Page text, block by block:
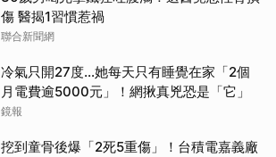
傷 醫揭1習慣惹禍
聯合新聞網
冷氣只開27度…她每天只有睡覺在家「2個
月電費逾5000元」！網揪真兇恐是「它」
鏡報
挖到童骨後爆「2死5重傷」！台積電嘉義廠